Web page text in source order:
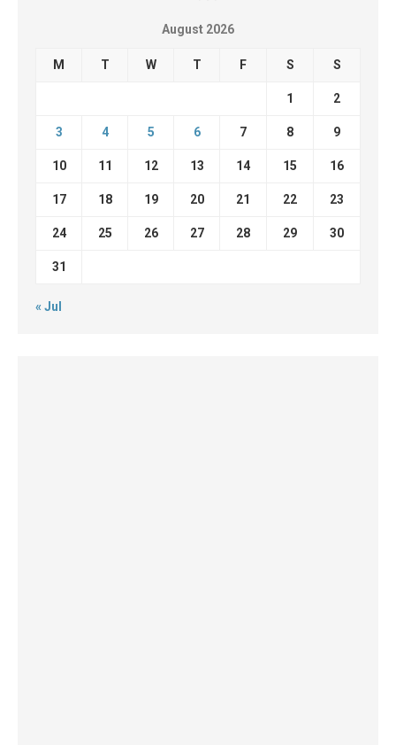
August 2026
M T W T F S S
1 2
3 4 5 6 7 8 9
10 11 12 13 14 15 16
17 18 19 20 21 22 23
24 25 26 27 28 29 30
31
« Jul